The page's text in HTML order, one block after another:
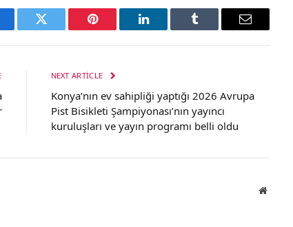
Twitter Pinterest LinkedIn Tumblr Email
NEXT ARTICLE
Konya’nın ev sahipliği yaptığı 2026 Avrupa
Pist Bisikleti Şampiyonası’nın yayıncı
kuruluşları ve yayın programı belli oldu
Website